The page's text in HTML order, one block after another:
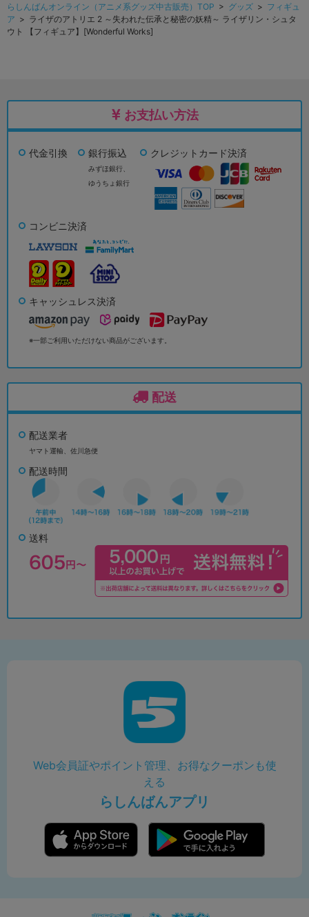
らしんばんオンライン（アニメ系グッズ中古販売）TOP > グッズ > フィギュ
ア > ライザのアトリエ 2 ～失われた伝承と秘密の妖精～ ライザリン・シュタ
ウト 【フィギュア】[Wonderful Works]
お支払い方法
代金引換 銀行振込
みずほ銀行、
ゆうちょ銀行
クレジットカード決済
コンビニ決済
キャッシュレス決済
※一部ご利用いただけない商品がございます。
配送
配送業者
ヤマト運輸、佐川急便
配送時間
送料
Web会員証やポイント管理、お得なクーポンも使
える
らしんばんアプリ